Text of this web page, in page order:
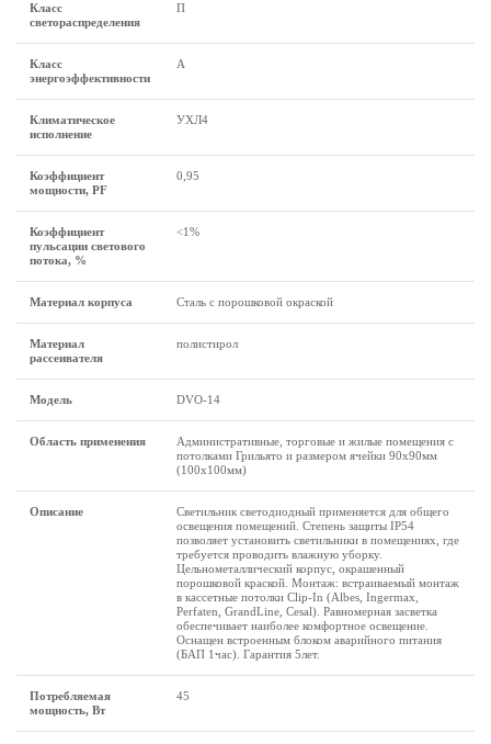
Класс
светораспределения
П
Класс
энергоэффективности
А
Климатическое
исполнение
УХЛ4
Коэффициент
мощности, PF
0,95
Коэффициент
пульсации светового
потока, %
<1%
Материал корпуса Сталь с порошковой окраской
Материал
рассеивателя
полистирол
Модель DVO-14
Область применения
Административные, торговые и жилые помещения с
потолками Грильято и размером ячейки 90х90мм
(100х100мм)
Описание
Светильник светодиодный применяется для общего
освещения помещений. Степень защиты IP54
позволяет установить светильники в помещениях, где
требуется проводить влажную уборку.
Цельнометаллический корпус, окрашенный
порошковой краской. Монтаж: встраиваемый монтаж
в кассетные потолки Clip-In (Albes, Ingermax,
Perfaten, GrandLine, Cesal). Равномерная засветка
обеспечивает наиболее комфортное освещение.
Оснащен встроенным блоком аварийного питания
(БАП 1час). Гарантия 5лет.
Потребляемая
мощность, Вт
45